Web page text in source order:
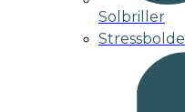
Solbriller
Stressbolde